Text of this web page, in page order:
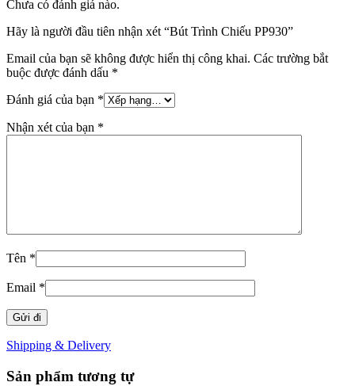
Chưa có đánh giá nào.
Hãy là người đầu tiên nhận xét “Bút Trình Chiếu PP930”
Email của bạn sẽ không được hiển thị công khai. Các trường bắt
buộc được đánh dấu *
Đánh giá của bạn *
Nhận xét của bạn *
Tên *
Email *
Shipping & Delivery
Sản phẩm tương tự